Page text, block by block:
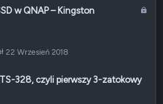
w QNAP – Kingston
22 Wrzesień 2018
328, czyli pierwszy 3-zatokowy